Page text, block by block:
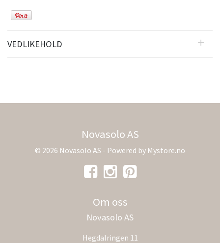
VEDLIKEHOLD
Novasolo AS
© 2026 Novasolo AS - Powered by Mystore.no
Om oss
Novasolo AS
Hegdalringen 11